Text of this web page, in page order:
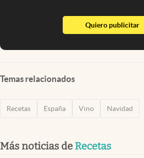
Quiero publicitar
Temas relacionados
Recetas España Vino Navidad
Más noticias de Recetas